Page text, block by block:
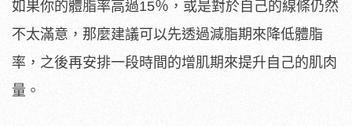
如果你的體脂率高過15％，或是對於自己的線條仍然
不太滿意，那麼建議可以先透過減脂期來降低體脂
率，之後再安排一段時間的增肌期來提升自己的肌肉
量。